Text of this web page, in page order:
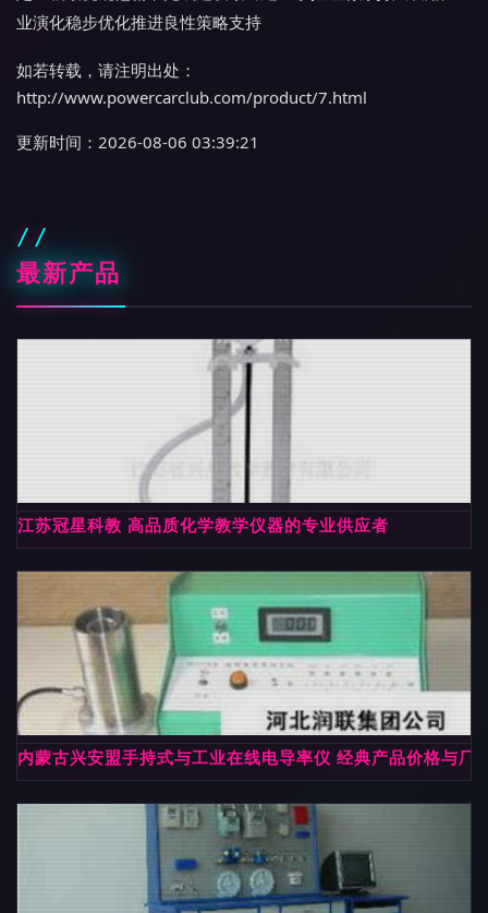
业演化稳步优化推进良性策略支持
如若转载，请注明出处：
http://www.powercarclub.com/product/7.html
更新时间：2026-08-06 03:39:21
最新产品
江苏冠星科教 高品质化学教学仪器的专业供应者
内蒙古兴安盟手持式与工业在线电导率仪 经典产品价格与厂